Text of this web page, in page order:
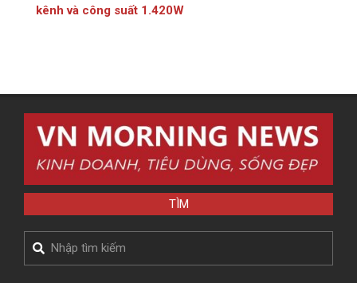
kênh và công suất 1.420W
TÌM
Search